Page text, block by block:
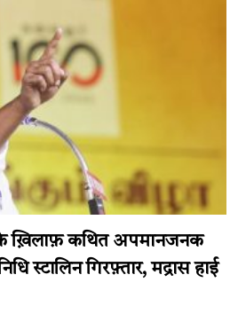
ख़िलाफ़ कथित अपमानजनक
स्टालिन गिरफ़्तार, मद्रास हाई